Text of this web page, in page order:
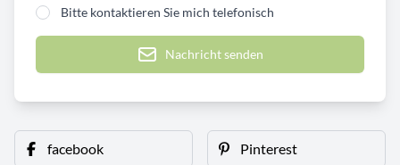
Bitte kontaktieren Sie mich telefonisch
Nachricht senden
facebook Pinterest